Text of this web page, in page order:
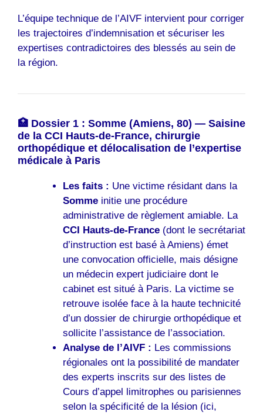
L’équipe technique de l’AIVF intervient pour corriger
les trajectoires d’indemnisation et sécuriser les
expertises contradictoires des blessés au sein de
la région.
🏥 Dossier 1 : Somme (Amiens, 80) — Saisine
de la CCI Hauts-de-France, chirurgie
orthopédique et délocalisation de l’expertise
médicale à Paris
Les faits : Une victime résidant dans la
Sommeinitie une procédure
administrative de règlement amiable. La
CCI Hauts-de-France(dont le secrétariat
d’instruction est basé à Amiens) émet
une convocation officielle, mais désigne
un médecin expert judiciaire dont le
cabinet est situé à Paris. La victime se
retrouve isolée face à la haute technicité
d’un dossier de chirurgie orthopédique et
sollicite l’assistance de l’association.
Analyse de l’AIVF : Les commissions
régionales ont la possibilité de mandater
des experts inscrits sur des listes de
Cours d’appel limitrophes ou parisiennes
selon la spécificité de la lésion (ici,